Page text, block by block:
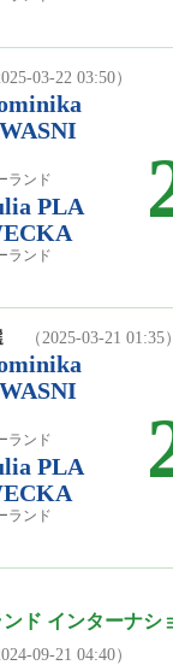
03-22 03:50）
ランド
PLA
ランド
（2025-03-21 01:35）
ランド
PLA
ランド
ド インターナシ
09-21 04:40）